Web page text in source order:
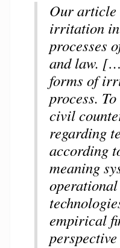
Our article
irritation in
processes
and law.
forms of
process.
civil
regarding
according
meaning
empirical